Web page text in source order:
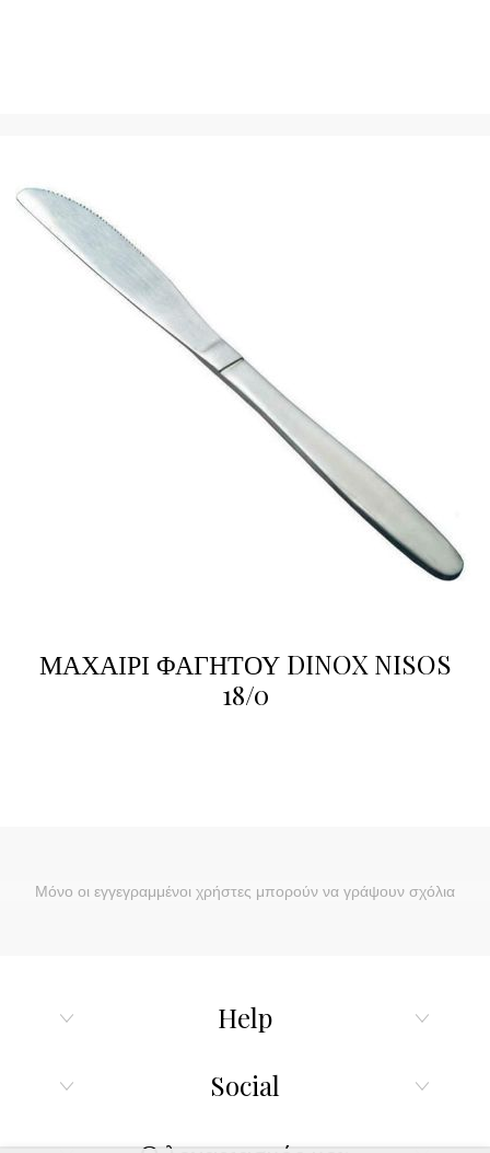
ΜΑΧΑΙΡΙ ΦΑΓΗΤΟΥ DINOX NISOS
18/0
Μόνο οι εγγεγραμμένοι χρήστες μπορούν να γράψουν σχόλια
Help
Social